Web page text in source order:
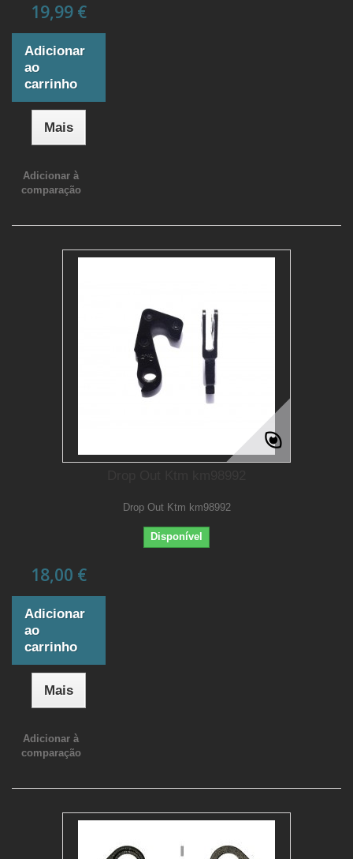
19,99 €
Adicionar
ao
carrinho
Mais
Adicionar à
comparação
Drop Out Ktm km98992
Disponível
18,00 €
Adicionar
ao
carrinho
Mais
Adicionar à
comparação